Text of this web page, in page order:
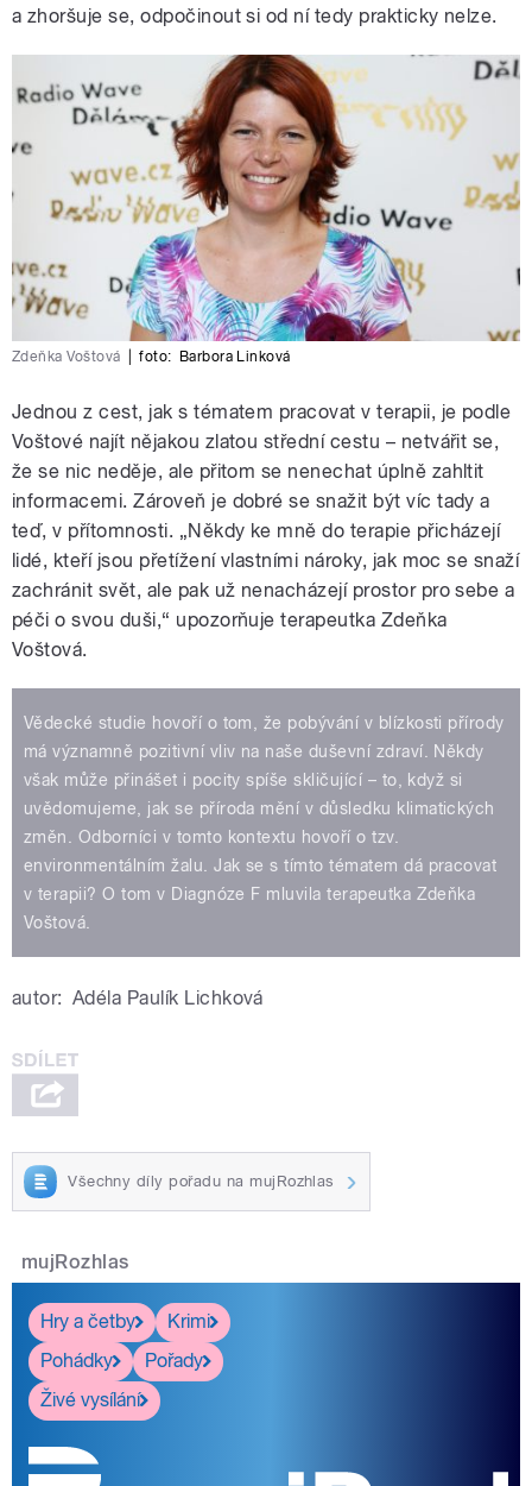
a zhoršuje se, odpočinout si od ní tedy prakticky nelze.
Zdeňka Voštová foto: Barbora Linková
Jednou z cest, jak s tématem pracovat v terapii, je podle
Voštové najít nějakou zlatou střední cestu – netvářit se,
že se nic neděje, ale přitom se nenechat úplně zahltit
informacemi. Zároveň je dobré se snažit být víc tady a
teď, v přítomnosti. „Někdy ke mně do terapie přicházejí
lidé, kteří jsou přetížení vlastními nároky, jak moc se snaží
zachránit svět, ale pak už nenacházejí prostor pro sebe a
péči o svou duši,“ upozorňuje terapeutka Zdeňka
Voštová.
Vědecké studie hovoří o tom, že pobývání v blízkosti přírody
má významně pozitivní vliv na naše duševní zdraví. Někdy
však může přinášet i pocity spíše skličující – to, když si
uvědomujeme, jak se příroda mění v důsledku klimatických
změn. Odborníci v tomto kontextu hovoří o tzv.
environmentálním žalu. Jak se s tímto tématem dá pracovat
v terapii? O tom v Diagnóze F mluvila terapeutka Zdeňka
Voštová.
autor: Adéla Paulík Lichková
Všechny díly pořadu na mujRozhlas
mujRozhlas
Hry a četby
Krimi
Pohádky
Pořady
Živé vysílání